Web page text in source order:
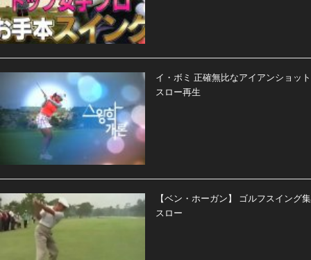
イ・ボミ 正確無比なアイアンショット
スロー再生
【ベン・ホーガン】 ゴルフスイング集
スロー